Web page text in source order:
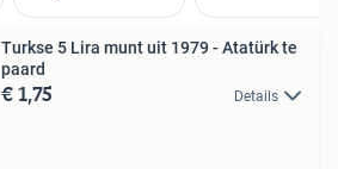
Turkse 5 Lira munt uit 1979 - Atatürk te
paard
€ 1,75 Details